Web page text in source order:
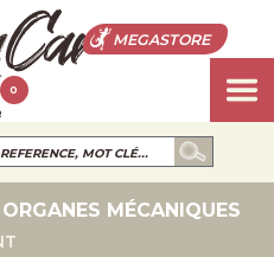
MEGASTORE
0
MÉCANIQUES